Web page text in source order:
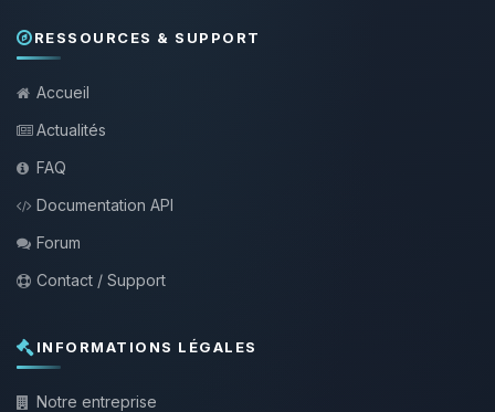
RESSOURCES & SUPPORT
Accueil
Actualités
FAQ
Documentation API
Forum
Contact / Support
INFORMATIONS LÉGALES
Notre entreprise